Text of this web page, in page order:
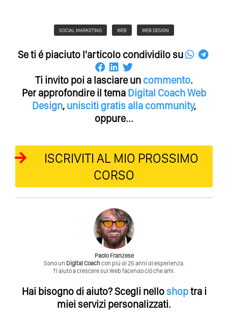
SOCIAL MARKETING WEB WEB DESIGN
Se ti é piaciuto l'articolo condividilo su
Ti invito poi a lasciare un commento.
Per approfondire il tema Digital CoachWeb
Design, unisciti gratis alla community,
oppure...
ISCRIVITI AL MIO PROSSIMO
CORSO
Paolo Franzese
Sono un Digital Coachcon piú di 25 anni di esperienza.
Ti aiuto a crescere sul Web facendo ció che ami.
Hai bisogno di aiuto?Scegli nello shoptra i
miei servizi personalizzati.